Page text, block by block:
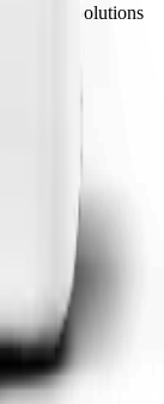
2006. Solutions